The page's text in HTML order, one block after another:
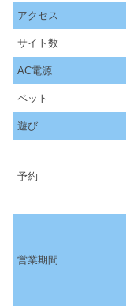
アクセス
サイト数
AC電源
ペット
遊び
予約
営業期間